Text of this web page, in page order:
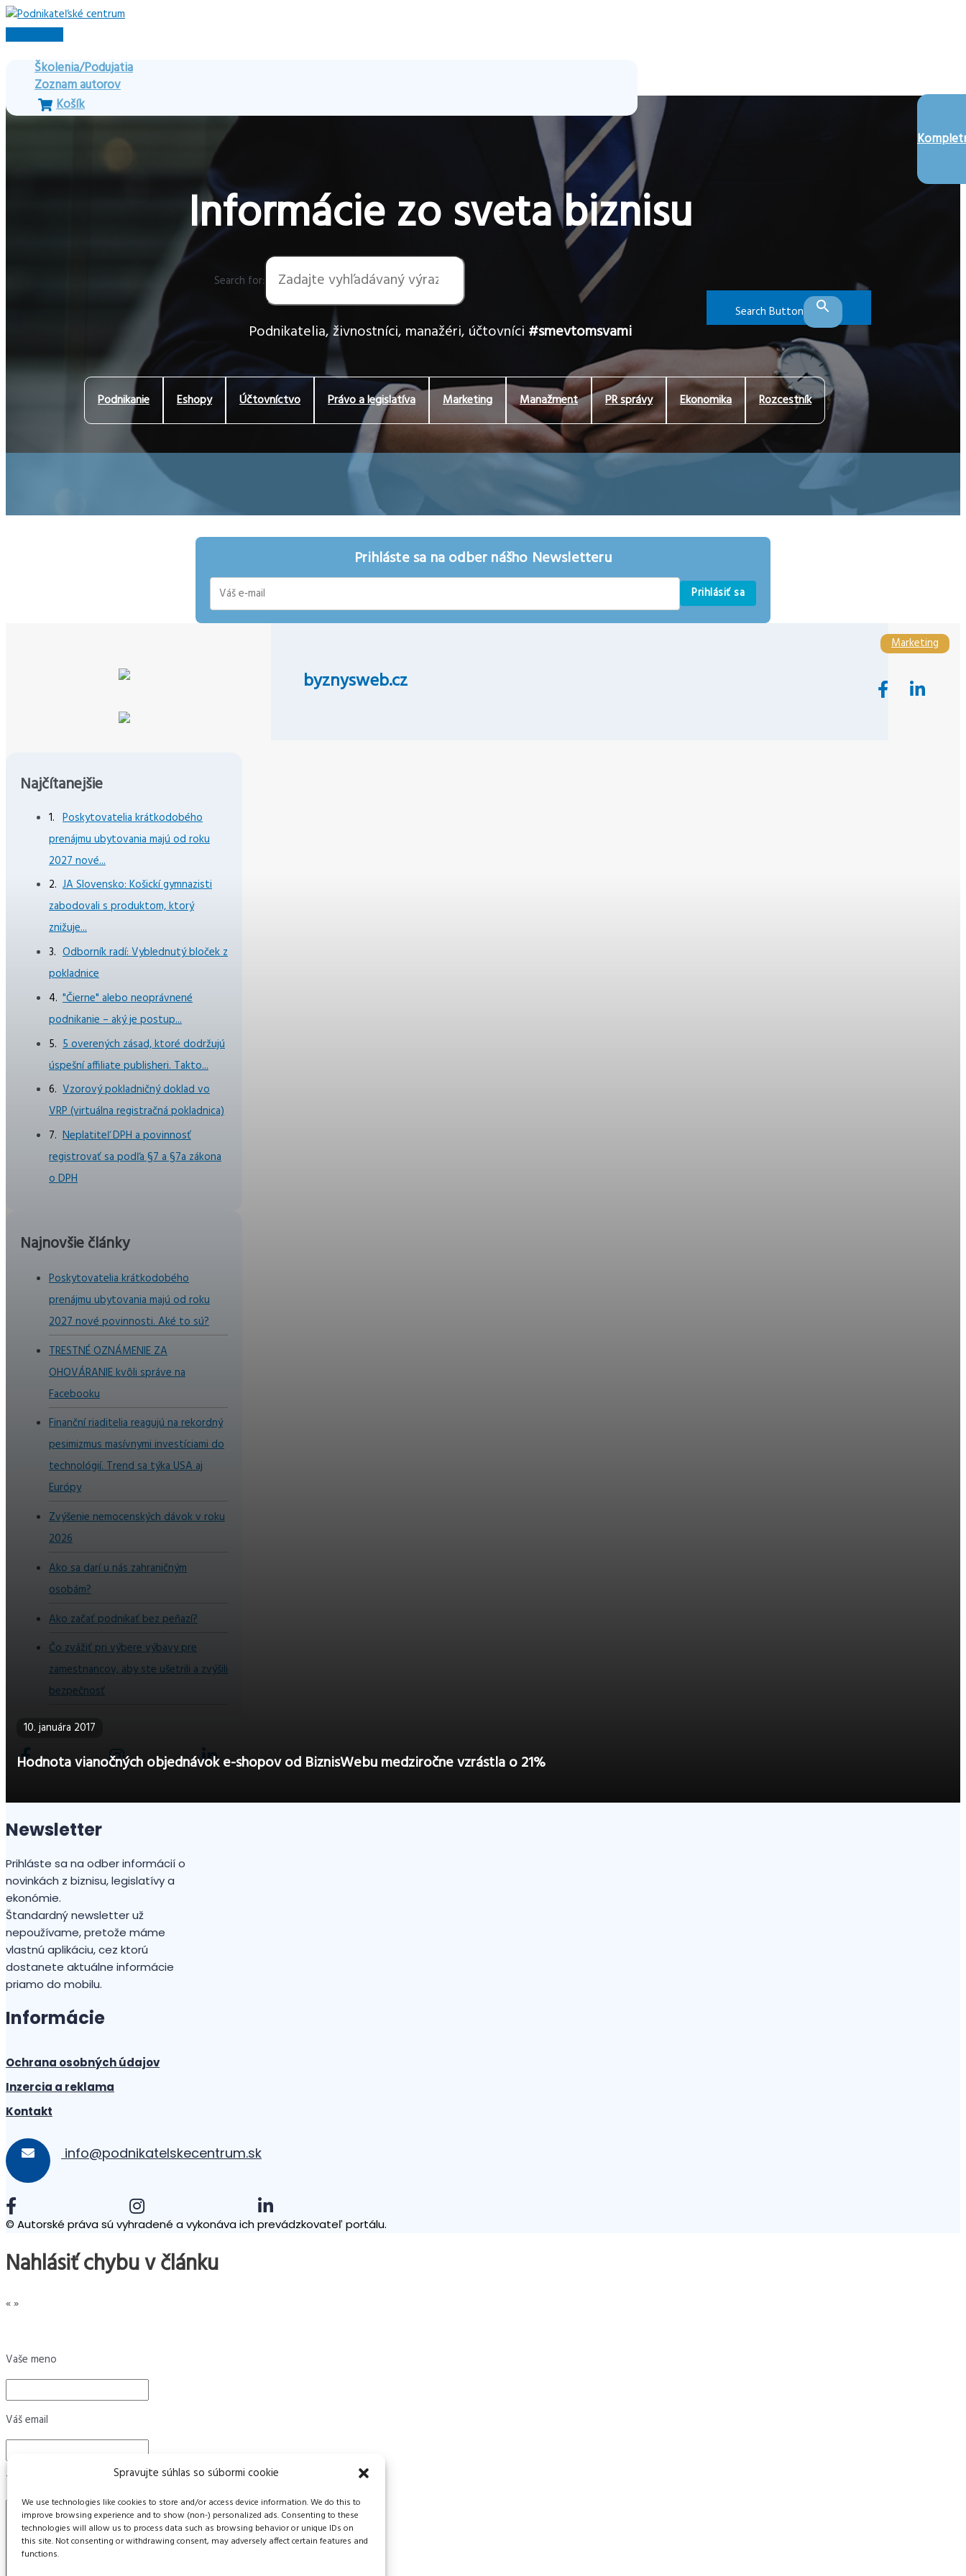
Spravujte súhlas so súbormi cookie
We use technologies like cookies to store and/or access device information. We do this to
improve browsing experience and to show (non-) personalized ads. Consenting to these
technologies will allow us to process data such as browsing behavior or unique IDs on
this site. Not consenting or withdrawing consent, may adversely affect certain features and
functions.
Preskočiť
na
Hlavné
Školenia/Podujatia
Zoznam autorov
Košík
Informácie zo sveta biznisu
Search for:
Search Button
Podnikatelia, živnostníci, manažéri, účtovníci #smevtomsvami
Podnikanie Eshopy Účtovníctvo Právo a legislatíva Marketing Manažment PR správy Ekonomika Rozcestník
Prihláste sa na odber nášho Newsletteru
Prihlásiť sa
Najčítanejšie
Poskytovatelia krátkodobého
prenájmu ubytovania majú od roku
2027 nové...
JA Slovensko: Košickí gymnazisti
zabodovali s produktom, ktorý
znižuje...
Odborník radí: Vyblednutý bloček z
pokladnice
"Čierne" alebo neoprávnené
podnikanie – aký je postup...
5 overených zásad, ktoré dodržujú
úspešní affiliate publisheri. Takto...
Vzorový pokladničný doklad vo
VRP (virtuálna registračná pokladnica)
Neplatiteľ DPH a povinnosť
registrovať sa podľa §7 a §7a zákona
o DPH
Najnovšie články
Poskytovatelia krátkodobého
prenájmu ubytovania majú od roku
2027 nové povinnosti. Aké to sú?
TRESTNÉ OZNÁMENIE ZA
OHOVÁRANIE kvôli správe na
Facebooku
Finanční riaditelia reagujú na rekordný
pesimizmus masívnymi investíciami do
technológií. Trend sa týka USA aj
Európy
Zvýšenie nemocenských dávok v roku
2026
Ako sa darí u nás zahraničným
osobám?
Ako začať podnikať bez peňazí?
Čo zvážiť pri výbere výbavy pre
zamestnancov, aby ste ušetrili a zvýšili
bezpečnosť
byznysweb.cz
10. januára 2017
Hodnota vianočných objednávok e-shopov od BiznisWebu medziročne vzrástla o 21%
Marketing
Newsletter
Prihláste sa na odber informácií o
novinkách z biznisu, legislatívy a
ekonómie.
Štandardný newsletter už
nepoužívame, pretože máme
vlastnú aplikáciu, cez ktorú
dostanete aktuálne informácie
priamo do mobilu.
Informácie
Ochrana osobných údajov
Inzercia a reklama
Kontakt
info@podnikatelskecentrum.sk
© Autorské práva sú vyhradené a vykonáva ich prevádzkovateľ portálu.
Nahlásiť chybu v článku
«»
Vaše meno
Váš email
Text správy